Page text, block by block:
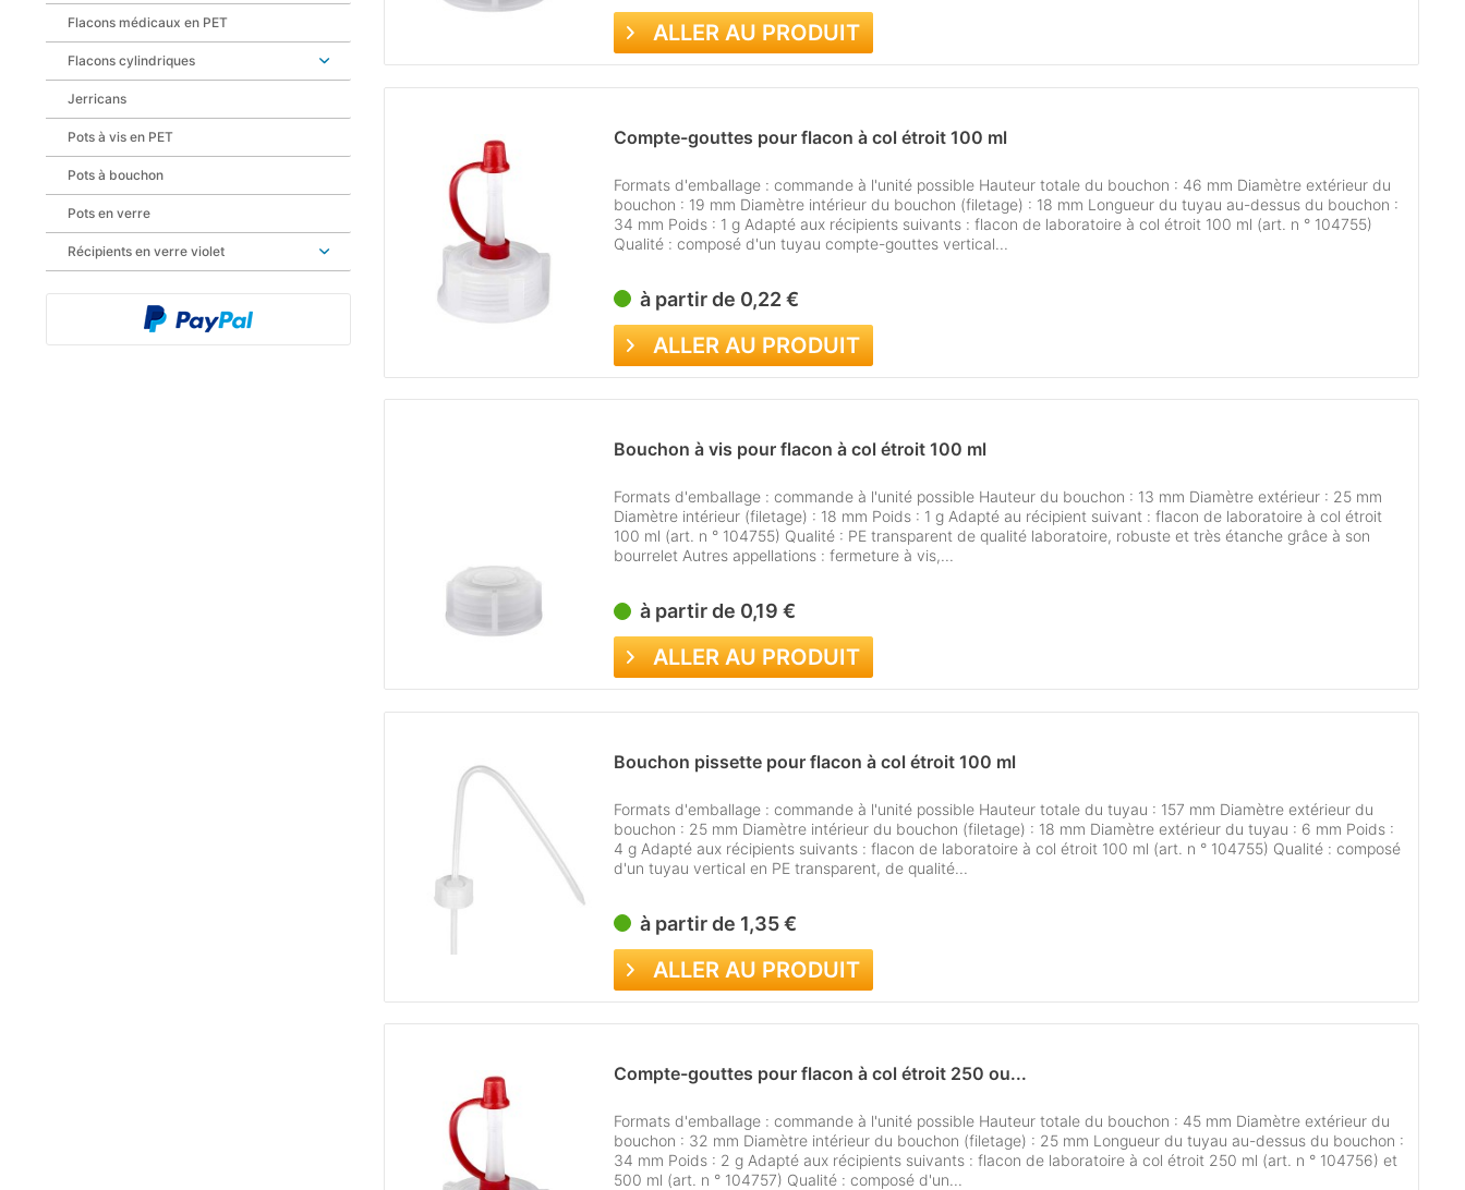
Flacons médicaux en PET
Flacons cylindriques
Jerricans
Pots à vis en PET
Pots à bouchon
Pots en verre
Récipients en verre violet
ALLER AU PRODUIT
Compte-gouttes pour flacon à col étroit 100 ml
Formats d'emballage : commande à l'unité possible Hauteur totale du bouchon : 46 mm Diamètre extérieur du
bouchon : 19 mm Diamètre intérieur du bouchon (filetage) : 18 mm Longueur du tuyau au-dessus du bouchon :
34 mm Poids : 1 g Adapté aux récipients suivants : flacon de laboratoire à col étroit 100 ml (art. n ° 104755)
Qualité : composé d'un tuyau compte-gouttes vertical...
à partir de 0,22 €
ALLER AU PRODUIT
Bouchon à vis pour flacon à col étroit 100 ml
Formats d'emballage : commande à l'unité possible Hauteur du bouchon : 13 mm Diamètre extérieur : 25 mm
Diamètre intérieur (filetage) : 18 mm Poids : 1 g Adapté au récipient suivant : flacon de laboratoire à col étroit
100 ml (art. n ° 104755) Qualité : PE transparent de qualité laboratoire, robuste et très étanche grâce à son
bourrelet Autres appellations : fermeture à vis,...
à partir de 0,19 €
ALLER AU PRODUIT
Bouchon pissette pour flacon à col étroit 100 ml
Formats d'emballage : commande à l'unité possible Hauteur totale du tuyau : 157 mm Diamètre extérieur du
bouchon : 25 mm Diamètre intérieur du bouchon (filetage) : 18 mm Diamètre extérieur du tuyau : 6 mm Poids :
4 g Adapté aux récipients suivants : flacon de laboratoire à col étroit 100 ml (art. n ° 104755) Qualité : composé
d'un tuyau vertical en PE transparent, de qualité...
à partir de 1,35 €
ALLER AU PRODUIT
Compte-gouttes pour flacon à col étroit 250 ou...
Formats d'emballage : commande à l'unité possible Hauteur totale du bouchon : 45 mm Diamètre extérieur du
bouchon : 32 mm Diamètre intérieur du bouchon (filetage) : 25 mm Longueur du tuyau au-dessus du bouchon :
34 mm Poids : 2 g Adapté aux récipients suivants : flacon de laboratoire à col étroit 250 ml (art. n ° 104756) et
500 ml (art. n ° 104757) Qualité : composé d'un...